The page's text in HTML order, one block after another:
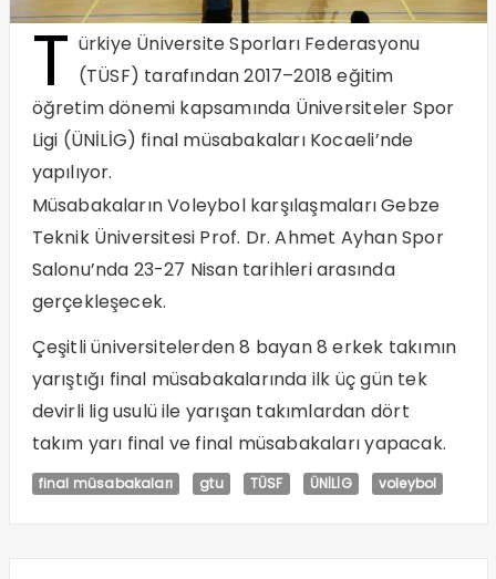
T ürkiye Üniversite Sporları Federasyonu
(TÜSF) tarafından 2017–2018 eğitim
öğretim dönemi kapsamında Üniversiteler Spor
Ligi (ÜNİLİG) final müsabakaları Kocaeli’nde
yapılıyor.
Müsabakaların Voleybol karşılaşmaları Gebze
Teknik Üniversitesi Prof. Dr. Ahmet Ayhan Spor
Salonu’nda 23-27 Nisan tarihleri arasında
gerçekleşecek.
Çeşitli üniversitelerden 8 bayan 8 erkek takımın
yarıştığı final müsabakalarında ilk üç gün tek
devirli lig usulü ile yarışan takımlardan dört
takım yarı final ve final müsabakaları yapacak.
final müsabakaları gtu TÜSF ÜNİLİG voleybol